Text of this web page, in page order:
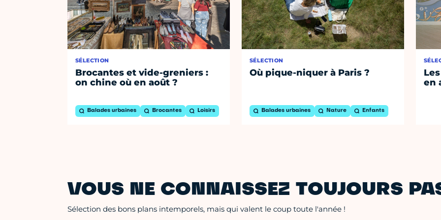
SÉLECTION
Brocantes et vide-greniers :
on chine où en août ?
Balades urbaines Brocantes Loisirs
SÉLECTION
Où pique-niquer à Paris ?
Balades urbaines Nature Enfants
en
VOUS NE CONNAISSEZ TOUJOURS
Sélection des bons plans intemporels, mais qui valent le coup toute l'année !